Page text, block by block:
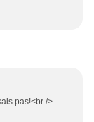
pas!<br />